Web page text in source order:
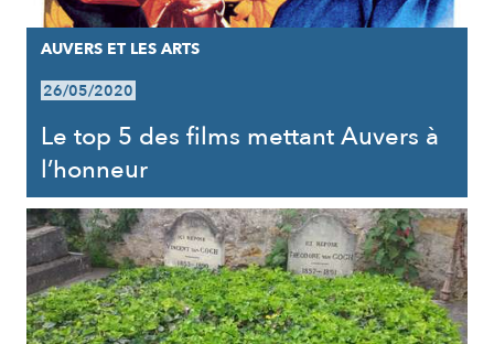
AUVERS ET LES ARTS
26/05/2020
Le top 5 des films mettant Auvers à
l’honneur